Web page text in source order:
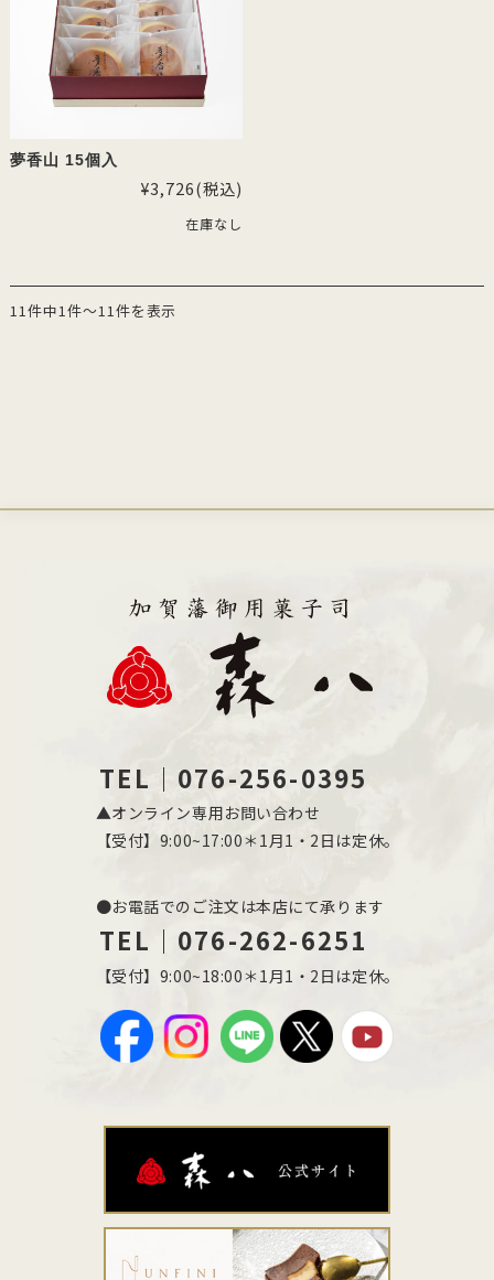
夢香山 15個入
¥3,726(税込)
在庫なし
11件中1件～11件を表示
TEL｜076-256-0395
▲オンライン専用お問い合わせ
【受付】9:00~17:00＊1月1・2日は定休。
●お電話でのご注文は本店にて承ります
TEL｜076-262-6251
【受付】9:00~18:00＊1月1・2日は定休。